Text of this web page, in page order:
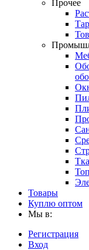
Прочее
Товары
Куплю оптом
Мы в:
Регистрация
Вход